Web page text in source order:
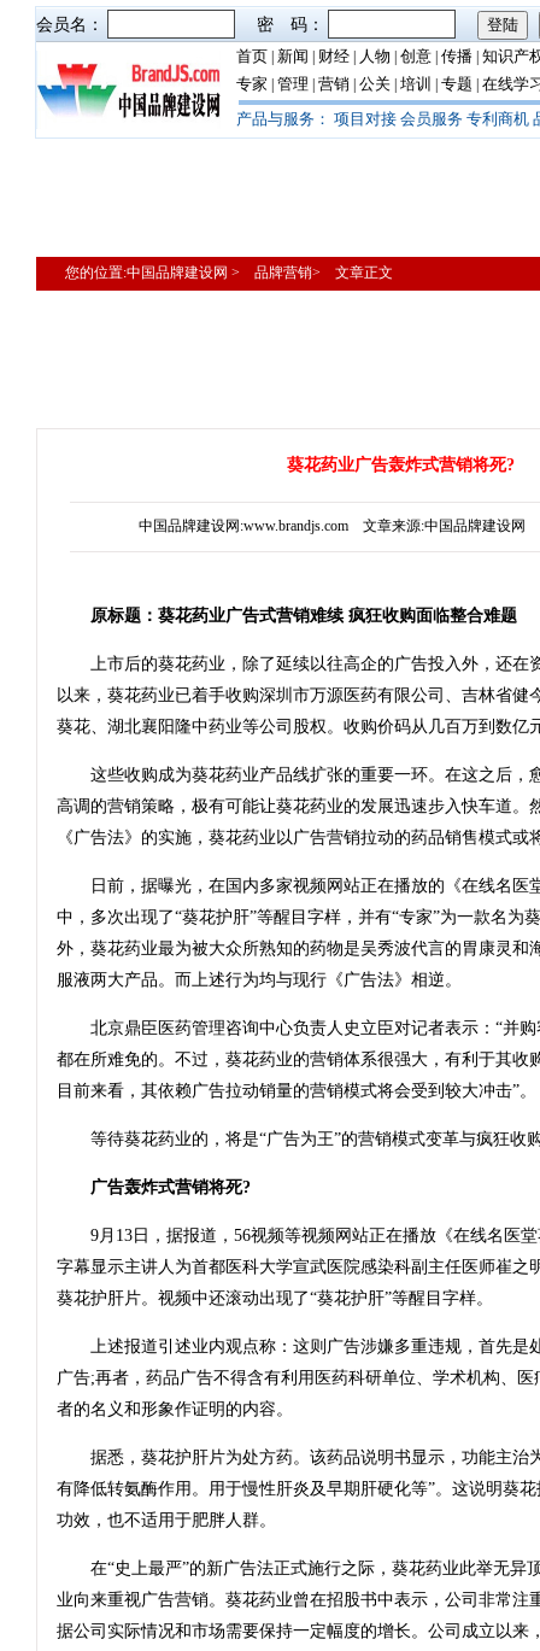
会员名：
密 码：
首页 新闻 财经 人物 创意 传播 知识产
专家 管理 营销 公关 培训 专题 在线学
产品与服务： 项目对接 会员服务 专利商机
您的位置:中国品牌建设网 > 品牌营销> 文章正文
葵花药业广告轰炸式营销将死?
中国品牌建设网:www.brandjs.com 文章来源:中国品牌建设网
原标题：葵花药业广告式营销难续 疯狂收购面临整合难题
上市后的葵花药业，除了延续以往高企的广告投入外，还在
以来，葵花药业已着手收购深圳市万源医药有限公司、吉林省健
葵花、湖北襄阳隆中药业等公司股权。收购价码从几百万到数亿
这些收购成为葵花药业产品线扩张的重要一环。在这之后，
高调的营销策略，极有可能让葵花药业的发展迅速步入快车道。
《广告法》的实施，葵花药业以广告营销拉动的药品销售模式或
日前，据曝光，在国内多家视频网站正在播放的《在线名医
中，多次出现了“葵花护肝”等醒目字样，并有“专家”为一款名为
外，葵花药业最为被大众所熟知的药物是吴秀波代言的胃康灵和
服液两大产品。而上述行为均与现行《广告法》相逆。
北京鼎臣医药管理咨询中心负责人史立臣对记者表示：“并购
都在所难免的。不过，葵花药业的营销体系很强大，有利于其收
目前来看，其依赖广告拉动销量的营销模式将会受到较大冲击”。
等待葵花药业的，将是“广告为王”的营销模式变革与疯狂收
广告轰炸式营销将死?
9月13日，据报道，56视频等视频网站正在播放《在线名医堂
字幕显示主讲人为首都医科大学宣武医院感染科副主任医师崔之
葵花护肝片。视频中还滚动出现了“葵花护肝”等醒目字样。
上述报道引述业内观点称：这则广告涉嫌多重违规，首先是
广告;再者，药品广告不得含有利用医药科研单位、学术机构、
者的名义和形象作证明的内容。
据悉，葵花护肝片为处方药。该药品说明书显示，功能主治
有降低转氨酶作用。用于慢性肝炎及早期肝硬化等”。这说明葵
功效，也不适用于肥胖人群。
在“史上最严”的新广告法正式施行之际，葵花药业此举无异
业向来重视广告营销。葵花药业曾在招股书中表示，公司非常注
据公司实际情况和市场需要保持一定幅度的增长。公司成立以来